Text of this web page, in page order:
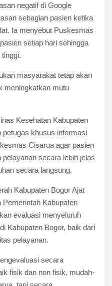
negatif di Google
sebagian pasien ketika
Ia menyebut Puskesmas
setiap hari sehingga
masyarakat tetap akan
meningkatkan mutu
Kesehatan Kabupaten
petugas khusus informasi
Cisarua agar pasien
secara lebih jelas
secara langsung.
Kabupaten Bogor Ajat
Kabupaten
evaluasi menyeluruh
Kabupaten Bogor, baik dari
pelayanan.
secara
fisik dan non fisik, mudah-